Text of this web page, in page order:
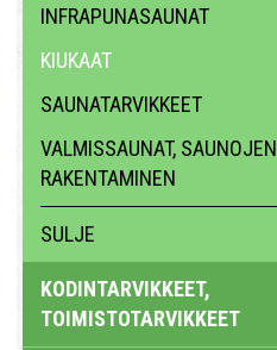
INFRAPUNASAUNAT
KIUKAAT
SAUNATARVIKKEET
VALMISSAUNAT, SAUNOJEN
RAKENTAMINEN
SULJE
KODINTARVIKKEET,
TOIMISTOTARVIKKEET